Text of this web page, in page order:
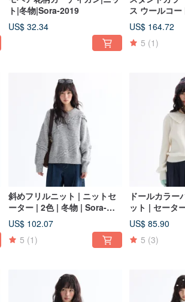
ト|冬物|Sora-2019
US$ 32.34
ス ウールコ
物|Sora-2018
US$ 164.72
5 (1)
斜めフリルニット | ニットセ
ーター | 2色 | 冬物 | Sora-
2010
US$ 102.07
5 (1)
ドールカラー
ット | セータ
Sora-2005
US$ 85.90
5 (3)